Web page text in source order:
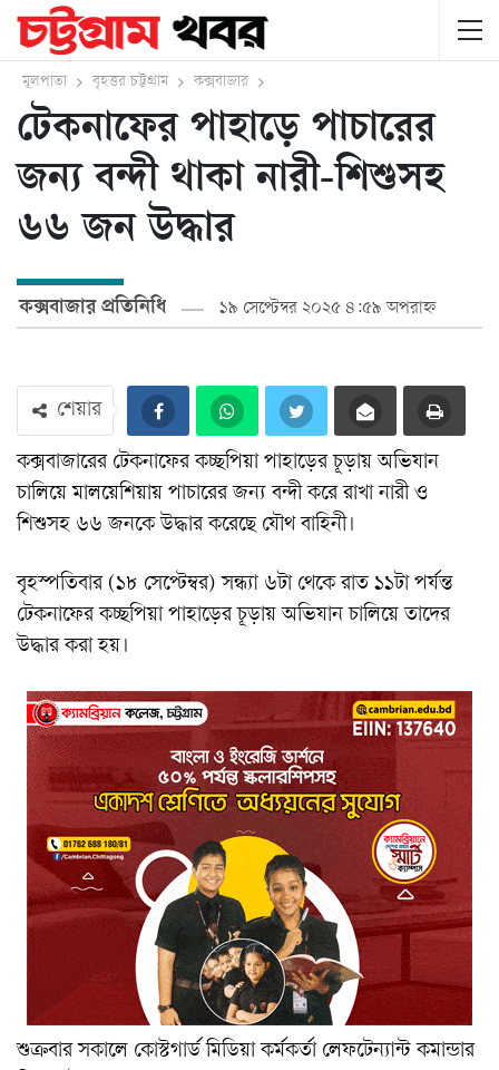
মূলপাতা বৃহত্তর চট্টগ্রাম কক্সবাজার
টেকনাফের পাহাড়ে পাচারের
জন্য বন্দী থাকা নারী-শিশুসহ
৬৬ জন উদ্ধার
কক্সবাজার প্রতিনিধি ১৯ সেপ্টেম্বর ২০২৫ ৪:৫৯ অপরাহ্ন
শেয়ার
কক্সবাজারের টেকনাফের কচ্ছপিয়া পাহাড়ের চূড়ায় অভিযান
চালিয়ে মালয়েশিয়ায় পাচারের জন্য বন্দী করে রাখা নারী ও
শিশুসহ ৬৬ জনকে উদ্ধার করেছে যৌথ বাহিনী।
বৃহস্পতিবার (১৮ সেপ্টেম্বর) সন্ধ্যা ৬টা থেকে রাত ১১টা পর্যন্ত
টেকনাফের কচ্ছপিয়া পাহাড়ের চূড়ায় অভিযান চালিয়ে তাদের
উদ্ধার করা হয়।
শুক্রবার সকালে কোস্টগার্ড মিডিয়া কর্মকর্তা লেফটেন্যান্ট কমান্ডার